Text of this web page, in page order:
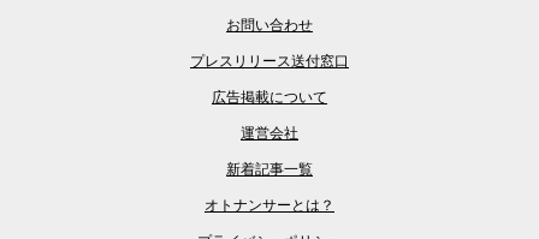
お問い合わせ
プレスリリース送付窓口
広告掲載について
運営会社
新着記事一覧
オトナンサーとは？